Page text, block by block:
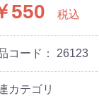
550 税込
コード： 26123
カテゴリ